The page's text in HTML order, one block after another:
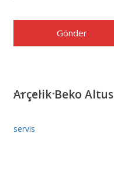
Arçelik Beko Altus
servis